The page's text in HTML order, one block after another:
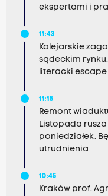
ekspertami i
11:43
Kolejarskie
sądeckim
literacki
11:15
Remont
Listopada rusza
poniedziałek.
utrudnienia
10:45
Kraków prof.